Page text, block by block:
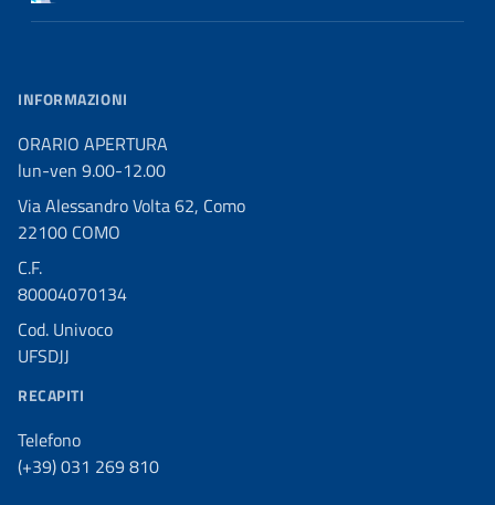
INFORMAZIONI
ORARIO APERTURA
lun-ven 9.00-12.00
Via Alessandro Volta 62, Como
22100 COMO
C.F.
80004070134
Cod. Univoco
UFSDJJ
RECAPITI
Telefono
(+39) 031 269 810